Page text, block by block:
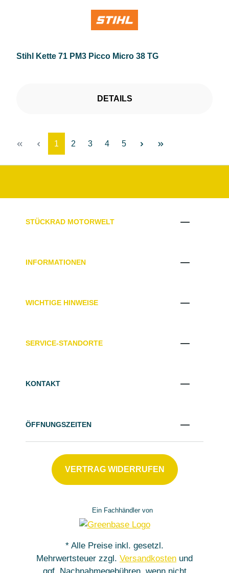
Stihl Kette 71 PM3 Picco Micro 38 TG
DETAILS
Seite
1 Seite
2 Seite
3 Seite
4 Seite
5
STÜCKRAD MOTORWELT
INFORMATIONEN
WICHTIGE HINWEISE
SERVICE-STANDORTE
KONTAKT
ÖFFNUNGSZEITEN
VERTRAG WIDERRUFEN
Ein Fachhändler von
* Alle Preise inkl. gesetzl.
Mehrwertsteuer zzgl. Versandkosten und